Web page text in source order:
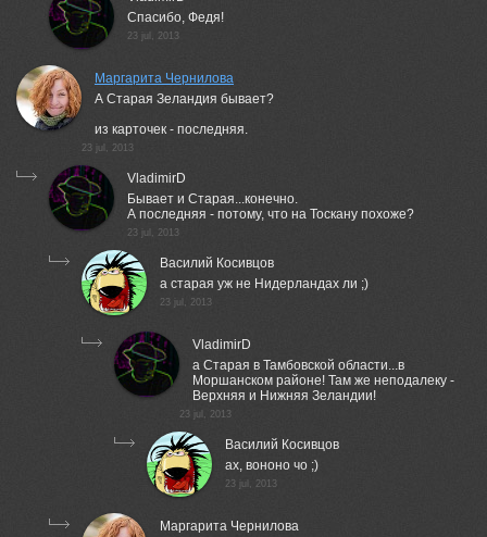
Спасибо, Федя!
23 jul, 2013
Маргарита Чернилова
А Старая Зеландия бывает?
из карточек - последняя.
23 jul, 2013
VladimirD
Бывает и Старая...конечно.
А последняя - потому, что на Тоскану похоже?
23 jul, 2013
Василий Косивцов
а старая уж не Нидерландах ли ;)
23 jul, 2013
VladimirD
а Старая в Тамбовской области...в
Моршанском районе! Там же неподалеку -
Верхняя и Нижняя Зеландии!
23 jul, 2013
Василий Косивцов
ах, вононо чо ;)
23 jul, 2013
Маргарита Чернилова